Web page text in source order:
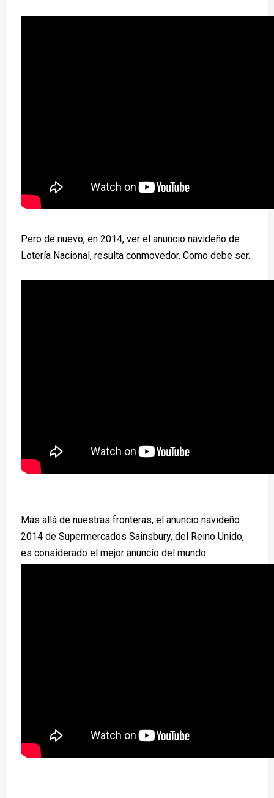
Pero de nuevo, en 2014, ver el anuncio navideño de
Lotería Nacional, resulta conmovedor. Como debe ser.
Más allá de nuestras fronteras, el anuncio navideño
2014 de Supermercados Sainsbury, del Reino Unido,
es considerado el mejor anuncio del mundo.